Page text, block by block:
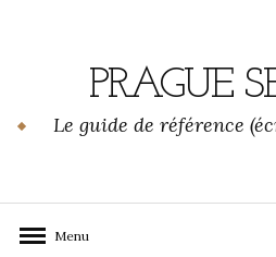
PRAGUE
Le guide de référence
Menu